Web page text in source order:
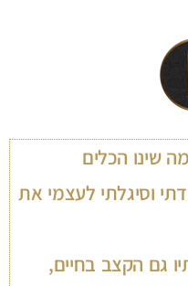
שינו הכלים
וסיגלתי לעצמי את
גם הקצב בחיים,